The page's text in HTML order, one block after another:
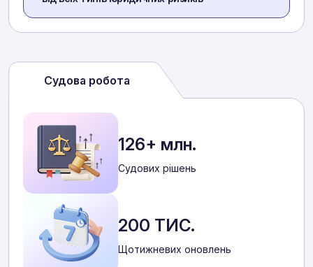
Судова робота
126+ млн.
Cудових рішень
200 ТИС.
Щотижневих оновлень